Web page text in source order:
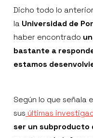
Dicho todo lo
la Universidad de
haber encontrado
bastante a
estamos
Según lo que señala
sus últimas
ser un subproducto